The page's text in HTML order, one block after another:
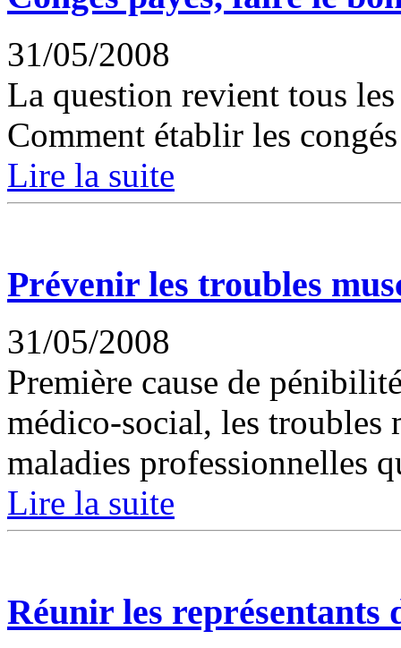
31/05/2008
La question revient tous
Comment établir les
Lire la suite
Prévenir les troubles
31/05/2008
Première cause de
médico-social, les troubles
maladies professionnelles
Lire la suite
Réunir les représentants